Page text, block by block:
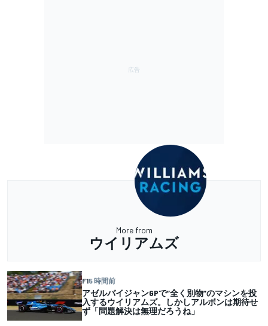
More from
ウイリアムズ
F15 時間前
アゼルバイジャンGPで”全く別物”のマシンを投
入するウイリアムズ。しかしアルボンは期待せ
ず「問題解決は無理だろうね」